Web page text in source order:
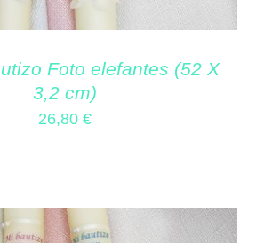
Foto elefantes (52 X
3,2 cm)
26,80 €